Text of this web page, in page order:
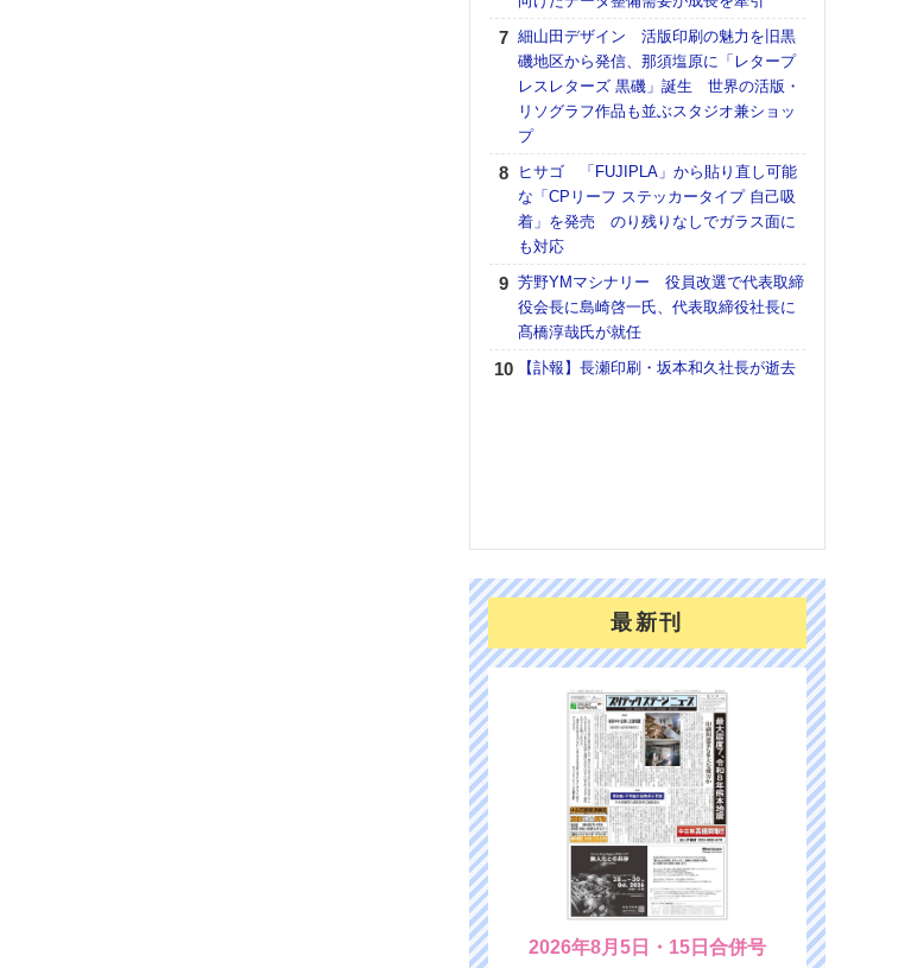
細山田デザイン 活版印刷の魅力を旧黒
磯地区から発信、那須塩原に「レタープ
レスレターズ 黒磯」誕生 世界の活版・
リソグラフ作品も並ぶスタジオ兼ショッ
プ
ヒサゴ 「FUJIPLA」から貼り直し可能
な「CPリーフ ステッカータイプ 自己吸
着」を発売 のり残りなしでガラス面に
も対応
芳野YMマシナリー 役員改選で代表取締
役会長に島崎啓一氏、代表取締役社長に
髙橋淳哉氏が就任
【訃報】長瀬印刷・坂本和久社長が逝去
最新刊
2026年8月5日・15日合併号